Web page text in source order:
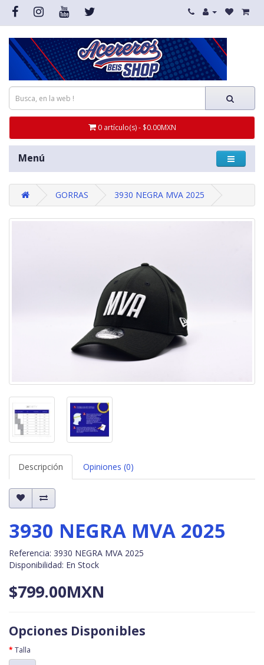
0 artículo(s) - $0.00MXN
Menú
GORRAS 3930 NEGRA MVA 2025
Descripción Opiniones (0)
3930 NEGRA MVA 2025
Referencia: 3930 NEGRA MVA 2025
Disponibilidad: En Stock
$799.00MXN
Opciones Disponibles
Talla